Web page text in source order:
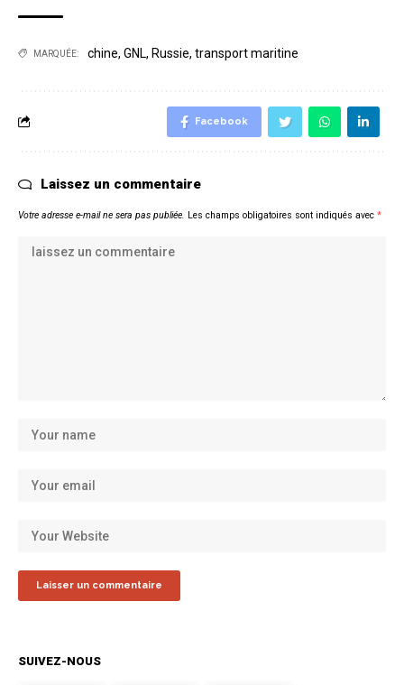
MARQUÉE: chine, GNL, Russie, transport maritine
Facebook
Laissez un commentaire
Votre adresse e-mail ne sera pas publiée. Les champs obligatoires sont indiqués avec *
SUIVEZ-NOUS